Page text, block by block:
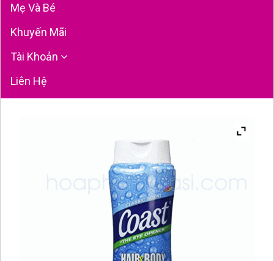
Mẹ Và Bé
Khuyến Mãi
Tài Khoản
Liên Hệ